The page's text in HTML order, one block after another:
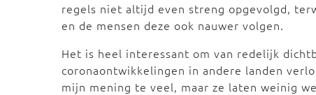
regels niet altijd even streng opgevolgd,
en de mensen deze ook nauwer volgen.
Het is heel interessant om van redelijk
coronaontwikkelingen in andere landen
mijn mening te veel, maar ze laten weinig